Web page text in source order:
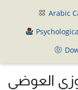
Arabic
العوضي